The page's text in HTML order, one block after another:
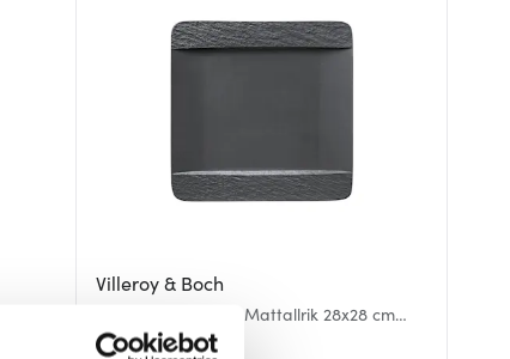
Villeroy & Boch
Manufacture Rock Mattallrik 28x28 cm
Svart
469 kr